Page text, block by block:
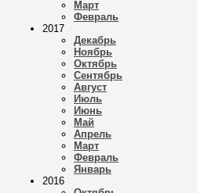
Март
Февраль
2017
Декабрь
Ноябрь
Октябрь
Сентябрь
Август
Июль
Июнь
Май
Апрель
Март
Февраль
Январь
2016